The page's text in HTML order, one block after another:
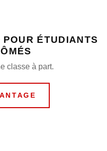
ÉTUDIANTS
classe à part.